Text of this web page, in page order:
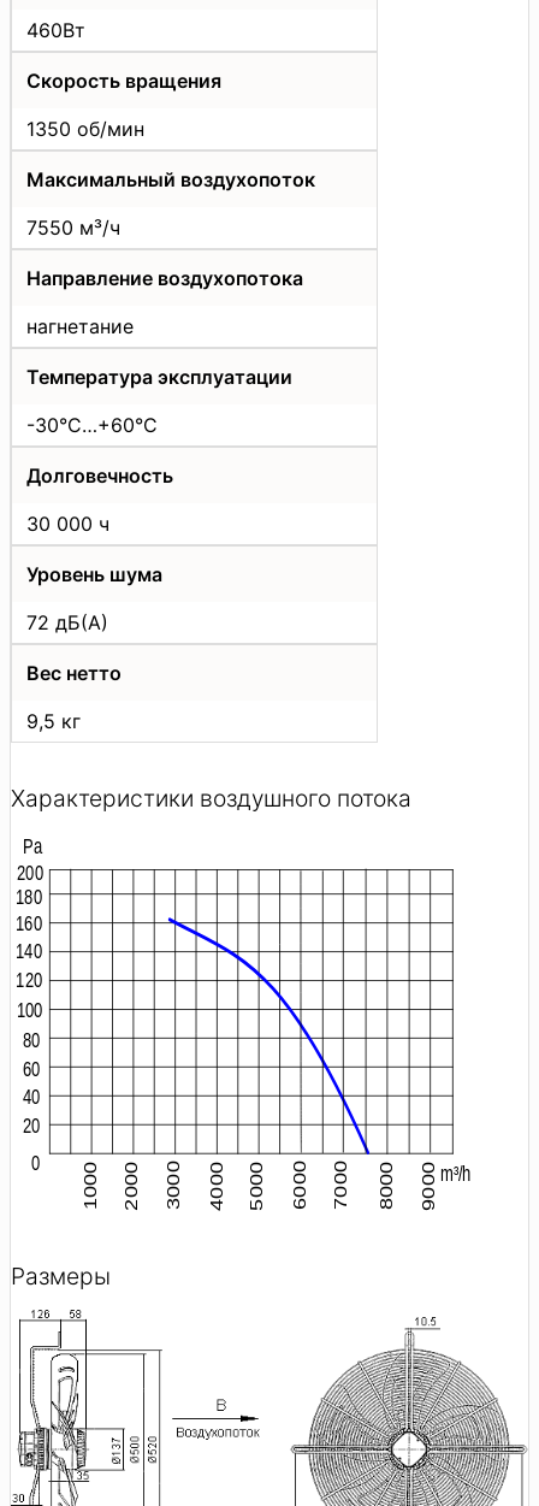
460Вт
Скорость вращения
1350 об/мин
Максимальный воздухопоток
7550 м³/ч
Направление воздухопотока
нагнетание
Температура эксплуатации
-30°C…+60°C
Долговечность
30 000 ч
Уровень шума
72 дБ(А)
Вес нетто
9,5 кг
Характеристики воздушного потока
Размеры